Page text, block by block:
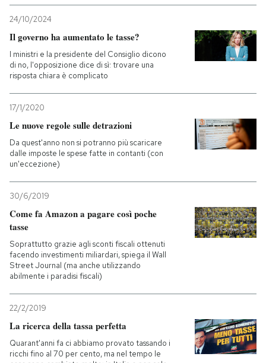
24/10/2024
Il governo ha aumentato le tasse?
I ministri e la presidente del Consiglio dicono
di no, l'opposizione dice di sì: trovare una
risposta chiara è complicato
17/1/2020
Le nuove regole sulle detrazioni
Da quest'anno non si potranno più scaricare
dalle imposte le spese fatte in contanti (con
un'eccezione)
30/6/2019
Come fa Amazon a pagare così poche
tasse
Soprattutto grazie agli sconti fiscali ottenuti
facendo investimenti miliardari, spiega il Wall
Street Journal (ma anche utilizzando
abilmente i paradisi fiscali)
22/2/2019
La ricerca della tassa perfetta
Quarant'anni fa ci abbiamo provato tassando i
ricchi fino al 70 per cento, ma nel tempo le